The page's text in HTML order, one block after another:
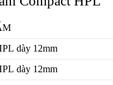
dày 12mm
dày 12mm